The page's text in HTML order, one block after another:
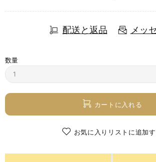
配送と返品 メッ
数量
カートに入れる
お気に入りリストに追加